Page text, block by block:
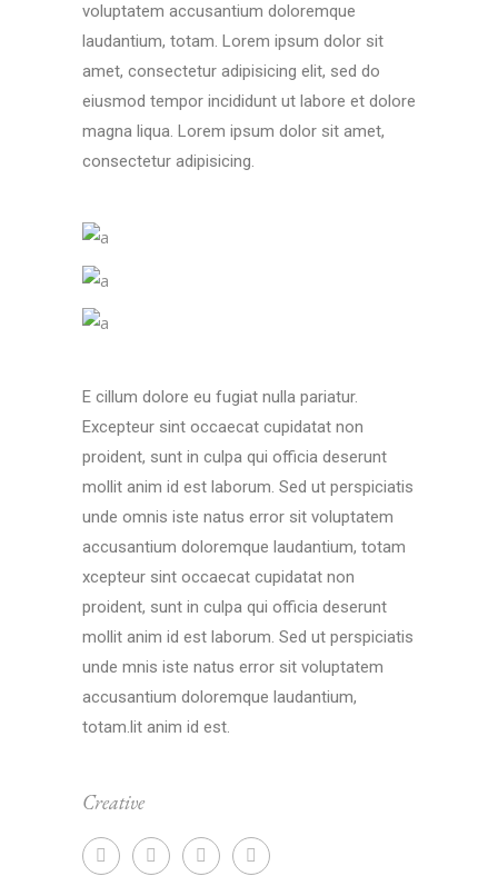
voluptatem accusantium doloremque
laudantium, totam. Lorem ipsum dolor sit
amet, consectetur adipisicing elit, sed do
eiusmod tempor incididunt ut labore et dolore
magna liqua. Lorem ipsum dolor sit amet,
consectetur adipisicing.
E cillum dolore eu fugiat nulla pariatur.
Excepteur sint occaecat cupidatat non
proident, sunt in culpa qui officia deserunt
mollit anim id est laborum. Sed ut perspiciatis
unde omnis iste natus error sit voluptatem
accusantium doloremque laudantium, totam
xcepteur sint occaecat cupidatat non
proident, sunt in culpa qui officia deserunt
mollit anim id est laborum. Sed ut perspiciatis
unde mnis iste natus error sit voluptatem
accusantium doloremque laudantium,
totam.lit anim id est.
Creative